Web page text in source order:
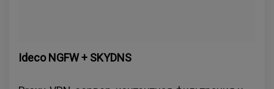
Ideco NGFW + SKYDNS